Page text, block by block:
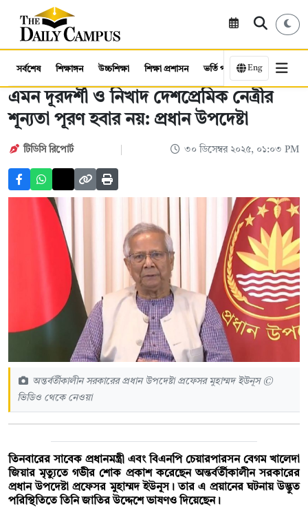
সর্বশেষ শিক্ষাঙ্গন উচ্চশিক্ষা শিক্ষা প্রশাসন ভর্তি পরীক্ষা কর্মসংস্থান
Eng
এমন দূরদর্শী ও নিখাদ দেশপ্রেমিক নেত্রীর
শূন্যতা পূরণ হবার নয়: প্রধান উপদেষ্টা
টিডিসি রিপোর্ট ৩০ ডিসেম্বর ২০২৫, ০১:০৩ PM
অন্তর্বর্তীকালীন সরকারের প্রধান উপদেষ্টা প্রফেসর মুহাম্মদ ইউনূস ©
ভিডিও থেকে নেওয়া
তিনবারের সাবেক প্রধানমন্ত্রী এবং বিএনপি চেয়ারপারসন বেগম খালেদা
জিয়ার মৃত্যুতে গভীর শোক প্রকাশ করেছেন অন্তর্বর্তীকালীন সরকারের
প্রধান উপদেষ্টা প্রফেসর মুহাম্মদ ইউনূস। তার এ প্রয়ানের ঘটনায় উদ্ভুত
পরিস্থিতিতে তিনি জাতির উদ্দেশে ভাষণও দিয়েছেন।